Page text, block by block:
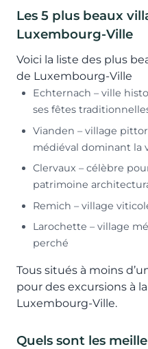
Les 5 plus beaux
Luxembourg-Ville
Voici la liste des plus
de Luxembourg-Ville
Echternach – ville
ses fêtes
Vianden – village
médiéval dominant la
Clervaux – célèbre
patrimoine
Remich – village
Larochette – village
perché
Tous situés à moins
pour des excursions à
Luxembourg-Ville.
Quels sont les